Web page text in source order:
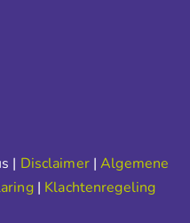
| Disclaimer|Algemene
| Klachtenregeling